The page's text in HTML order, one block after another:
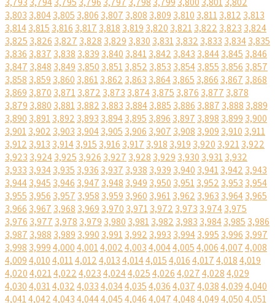
3,803 3,8043,805 3,806 3,807 3,808 3,809 3,810 3,8113,812 3,813
3,8143,815 3,816 3,817 3,818 3,819 3,820 3,8213,822 3,823 3,824
3,825 3,826 3,827 3,828 3,829 3,830 3,8313,832 3,833 3,8343,835
3,836 3,837 3,838 3,839 3,840 3,8413,842 3,843 3,8443,845 3,846
3,847 3,848 3,849 3,850 3,8513,852 3,853 3,8543,855 3,856 3,857
3,858 3,859 3,860 3,8613,862 3,863 3,8643,865 3,866 3,867 3,868
3,869 3,870 3,8713,872 3,873 3,8743,875 3,876 3,877 3,878
3,879 3,880 3,8813,882 3,883 3,8843,885 3,886 3,887 3,888 3,889
3,890 3,8913,892 3,893 3,8943,895 3,896 3,897 3,898 3,899 3,900
3,9013,902 3,903 3,9043,905 3,906 3,907 3,908 3,909 3,910 3,911
3,912 3,913 3,9143,915 3,916 3,917 3,918 3,919 3,920 3,9213,922
3,923 3,9243,925 3,926 3,927 3,928 3,929 3,930 3,9313,932
3,933 3,9343,935 3,936 3,937 3,938 3,939 3,940 3,9413,942 3,943
3,9443,945 3,946 3,947 3,948 3,949 3,950 3,9513,952 3,953 3,954
3,955 3,956 3,957 3,958 3,959 3,960 3,9613,962 3,963 3,9643,965
3,966 3,967 3,968 3,969 3,970 3,9713,972 3,973 3,9743,975
3,976 3,977 3,978 3,979 3,980 3,9813,982 3,983 3,9843,985 3,986
3,987 3,988 3,989 3,990 3,9913,992 3,993 3,9943,995 3,996 3,997
3,998 3,9994,0004,0014,0024,0034,0044,0054,0064,0074,008
4,0094,0104,0114,0124,0134,0144,0154,0164,0174,0184,019
4,0204,0214,0224,0234,0244,0254,0264,0274,0284,029
4,0304,0314,0324,0334,0344,0354,0364,0374,0384,0394,040
4,0414,0424,0434,0444,0454,0464,0474,0484,0494,0504,051